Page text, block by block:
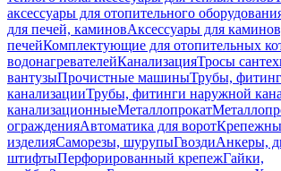
аксессуары для отопительного
для печей, каминовАксессуары для
печейКомплектующие для отопительных
водонагревателейКанализацияТросы
вантузыПрочистные машиныТрубы,
канализацииТрубы, фитинги наружной
канализационныеМеталлопрокат
огражденияАвтоматика для ворот
изделияСаморезы, шурупыГвоздиАнкеры,
штифтыПерфорированный крепежГайки,